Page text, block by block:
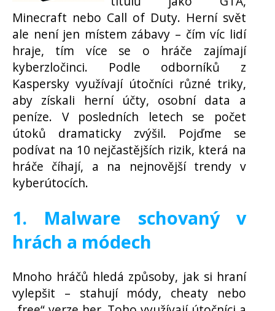
Minecraft nebo Call of Duty. Herní svět
ale není jen místem zábavy – čím víc lidí
hraje, tím více se o hráče zajímají
kyberzločinci. Podle odborníků z
Kaspersky využívají útočníci různé triky,
aby získali herní účty, osobní data a
peníze. V posledních letech se počet
útoků dramaticky zvýšil. Pojďme se
podívat na 10 nejčastějších rizik, která na
hráče číhají, a na nejnovější trendy v
kyberútocích.
1. Malware schovaný v
hrách a módech
Mnoho hráčů hledá způsoby, jak si hraní
vylepšit – stahují módy, cheaty nebo